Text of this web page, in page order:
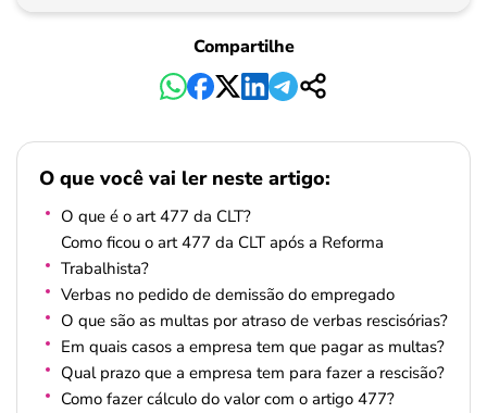
Pagamento
Compartilhe
O que você vai ler neste artigo:
O que é o art 477 da CLT?
Como ficou o art 477 da CLT após a Reforma
Trabalhista?
Verbas no pedido de demissão do empregado
O que são as multas por atraso de verbas rescisórias?
Em quais casos a empresa tem que pagar as multas?
Qual prazo que a empresa tem para fazer a rescisão?
Como fazer cálculo do valor com o artigo 477?